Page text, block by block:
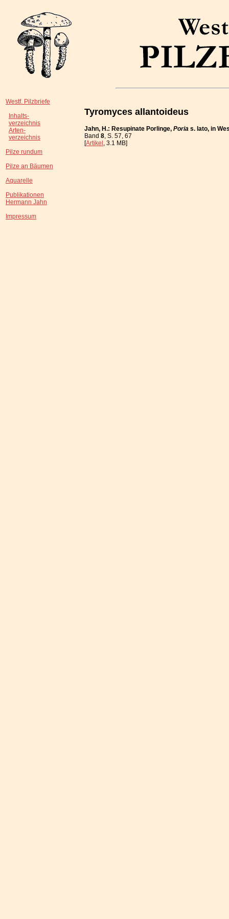
Westf. Pilzbriefe
Inhalts-
verzeichnis
Arten-
verzeichnis
Pilze rundum
Pilze an Bäumen
Aquarelle
Publikationen
Hermann Jahn
Impressum
Tyromyces allantoideus
Jahn, H.: Resupinate Porlinge, Poria s. lato, in
Band 8, S. 57, 67
[Artikel, 3.1 MB]